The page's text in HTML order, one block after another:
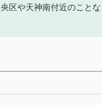
区や天神南付近のこと